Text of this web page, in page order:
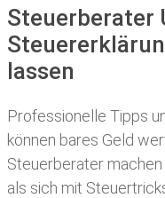
Steuerberater
lassen
Professionelle Tipps
können bares Geld
Steuerberater
als sich mit